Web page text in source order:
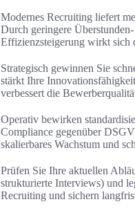
Modernes Recruiting liefert
Durch geringere
Effizienzsteigerung wirkt sich
Strategisch gewinnen Sie
stärkt Ihre
verbessert die
Operativ bewirken
Compliance gegenüber
skalierbares Wachstum und
Prüfen Sie Ihre aktuellen
strukturierte Interviews) und
Recruiting und sichern